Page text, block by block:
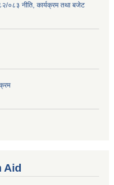
०८३ नीति, कार्यक्रम तथा बजेट
Aid